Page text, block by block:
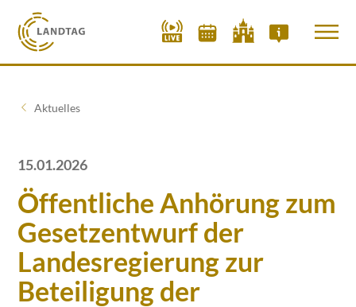
Aktuelles
15.01.2026
Öffentliche Anhörung zum
Gesetzentwurf der
Landesregierung zur
Beteiligung der